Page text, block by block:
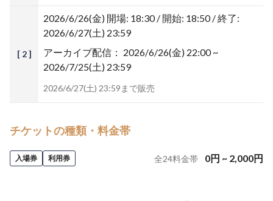
[ 2 ]
2026/6/26(金) 開場: 18:30 / 開始: 18:50 / 終了:
2026/6/27(土) 23:59
アーカイブ配信： 2026/6/26(金) 22:00 ~
2026/7/25(土) 23:59
2026/6/27(土) 23:59まで販売
チケットの種類・料金帯
入場券 利用券 全24料金帯 0円 ~ 2,000円